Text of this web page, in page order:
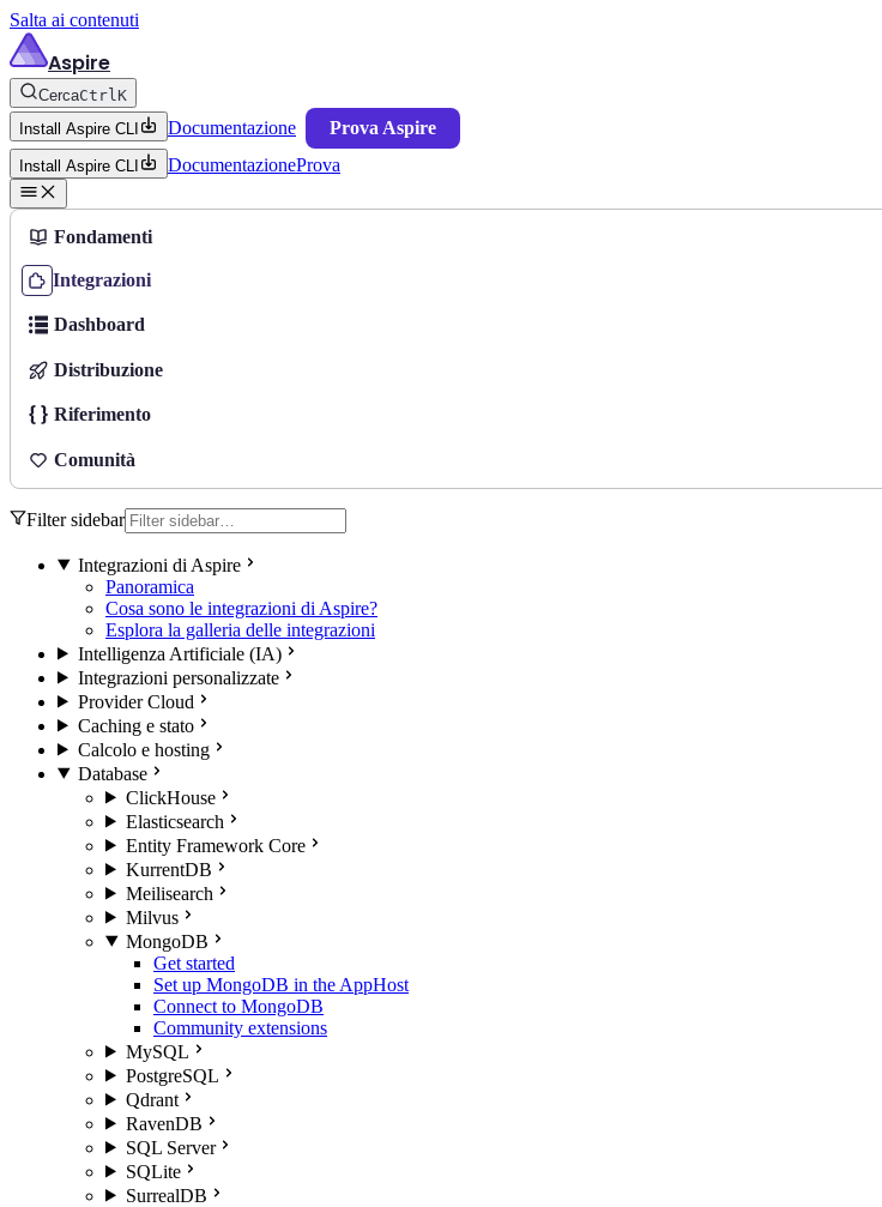
Salta ai contenuti
Aspire
CercaCtrlK
Install Aspire CLI
Documentazione Prova Aspire
Install Aspire CLI DocumentazioneProva
Fondamenti
Integrazioni
Dashboard
Distribuzione
Riferimento
Comunità
Filter sidebar
Integrazioni di Aspire
Panoramica
Cosa sono le integrazioni di Aspire?
Esplora la galleria delle integrazioni
Intelligenza Artificiale (IA)
Integrazioni personalizzate
Provider Cloud
Caching e stato
Calcolo e hosting
Database
ClickHouse
Elasticsearch
Entity Framework Core
KurrentDB
Meilisearch
Milvus
MongoDB
Get started
Set up MongoDB in the AppHost
Connect to MongoDB
Community extensions
MySQL
PostgreSQL
Qdrant
RavenDB
SQL Server
SQLite
SurrealDB